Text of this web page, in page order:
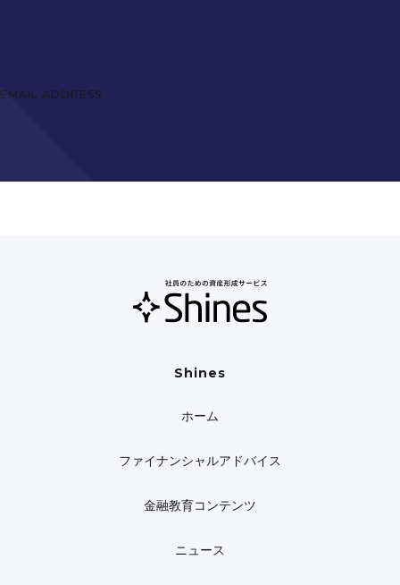
EMAIL ADDRESS
Shines
ホーム
ファイナンシャルアドバイス
金融教育コンテンツ
ニュース